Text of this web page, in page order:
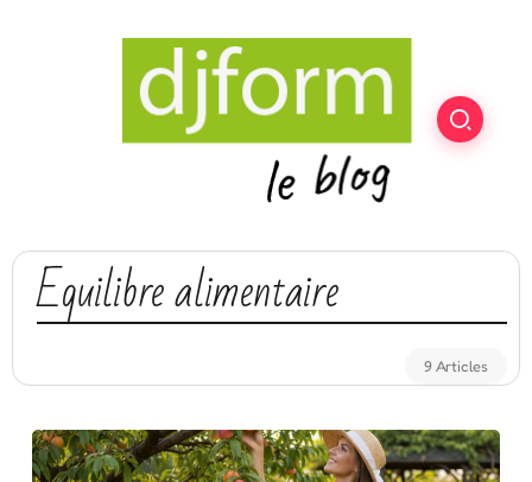
Equilibre alimentaire
9 Articles